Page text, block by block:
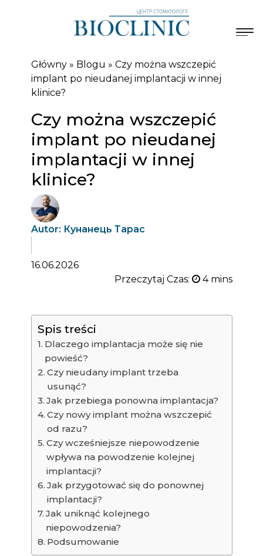
Główny» Blogu » Czy można wszczepić
implant po nieudanej implantacji w innej
klinice?
Czy można wszczepić
implant po nieudanej
implantacji w innej
klinice?
Autor: Кунанець Тарас
16.06.2026
Przeczytaj Czas:
Spis treści
Dlaczego implantacja może się nie
powieść?
Czy nieudany implant trzeba
usunąć?
Jak przebiega ponowna implantacja?
Czy nowy implant można wszczepić
od razu?
Czy wcześniejsze niepowodzenie
wpływa na powodzenie kolejnej
implantacji?
Jak przygotować się do ponownej
implantacji?
Jak uniknąć kolejnego
niepowodzenia?
Podsumowanie